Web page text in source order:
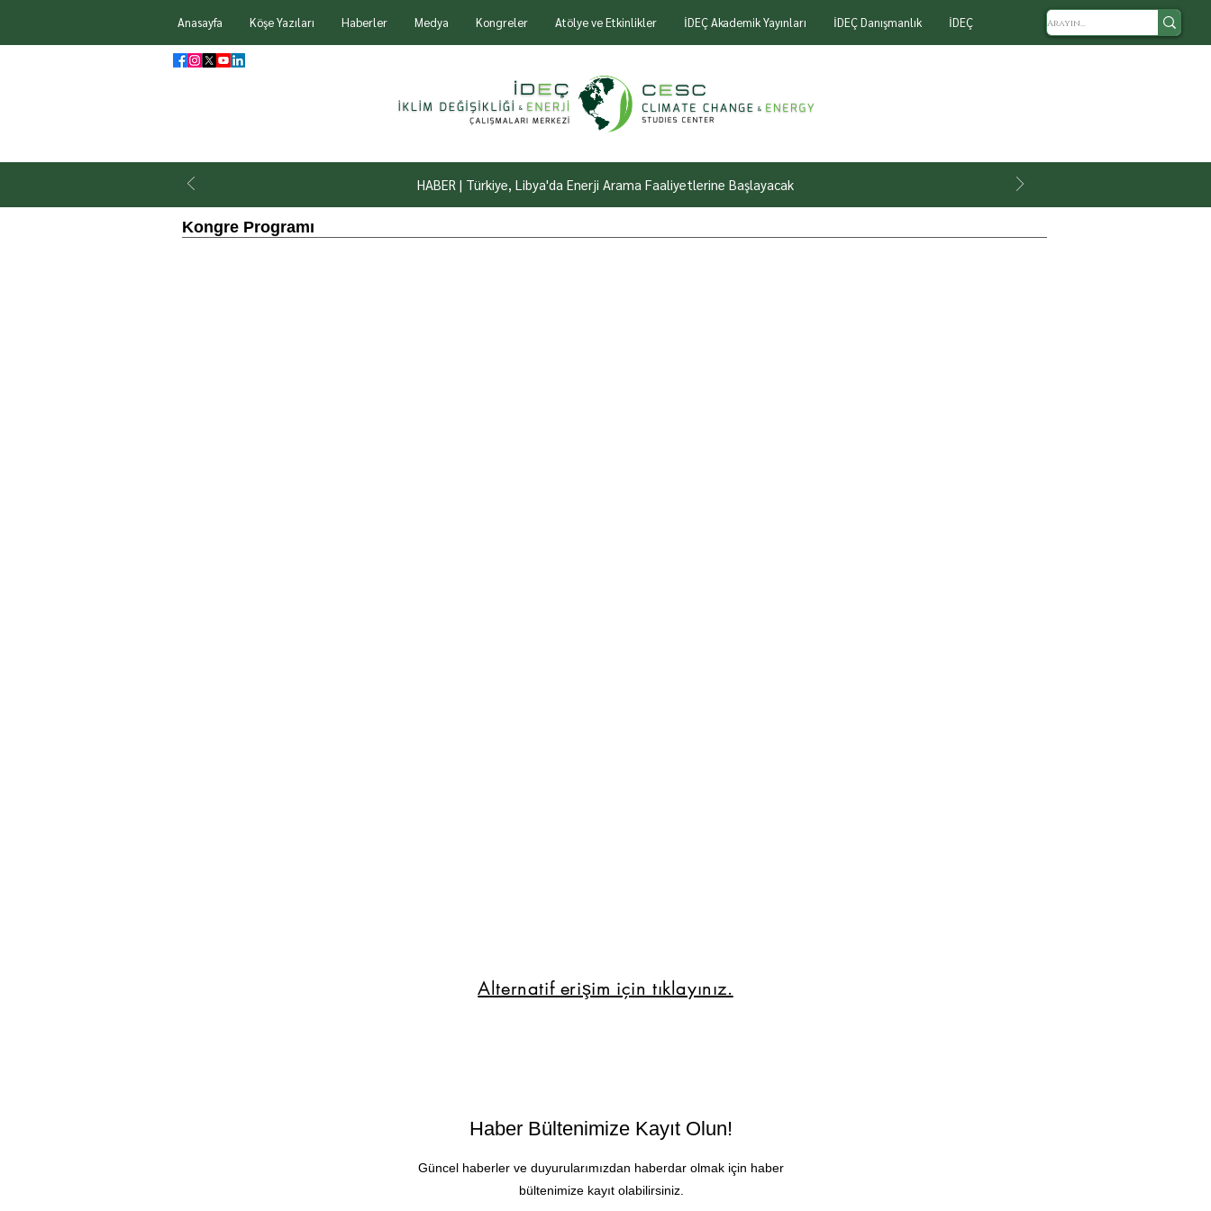
Anasayfa Köşe Yazıları Haberler Medya Kongreler Atölye ve Etkinlikler İDEÇ Akademik Yayınları İDEÇ Danışmanlık İDEÇ
HABER | Türkiye, Libya'da Enerji Arama Faaliyetlerine Başlayacak
Kongre Programı
Alternatif erişim için tıklayınız.
Haber Bültenimize Kayıt Olun!
Güncel haberler ve duyurularımızdan haberdar olmak için haber
bültenimize kayıt olabilirsiniz.